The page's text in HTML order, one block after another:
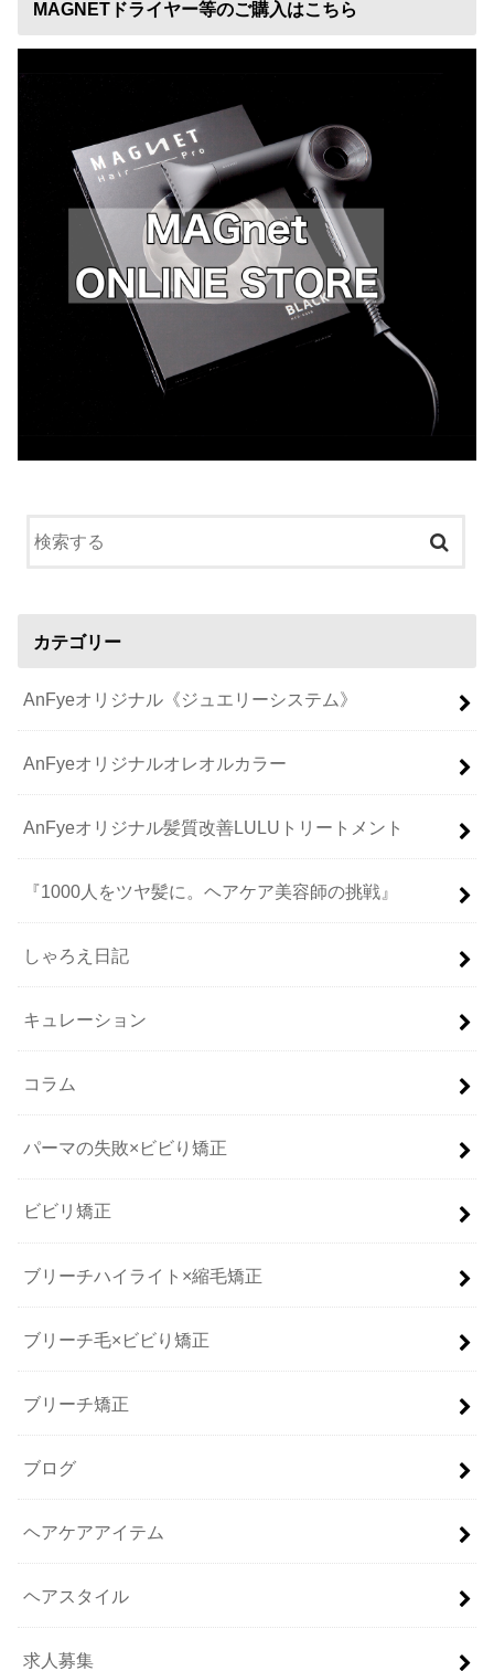
MAGNETドライヤー等のご購入はこちら
カテゴリー
AnFyeオリジナル《ジュエリーシステム》
AnFyeオリジナルオレオルカラー
AnFyeオリジナル髪質改善LULUトリートメント
『1000人をツヤ髪に。ヘアケア美容師の挑戦』
しゃろえ日記
キュレーション
コラム
パーマの失敗×ビビり矯正
ビビリ矯正
ブリーチハイライト×縮毛矯正
ブリーチ毛×ビビり矯正
ブリーチ矯正
ブログ
ヘアケアアイテム
ヘアスタイル
求人募集